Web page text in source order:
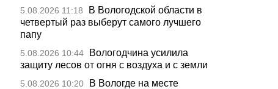
5.08.2026 11:18
В Вологодской области в
четвертый раз выберут самого лучшего
папу
5.08.2026 10:44
Вологодчина усилила
защиту лесов от огня с воздуха и с земли
5.08.2026 10:20
В Вологде на месте